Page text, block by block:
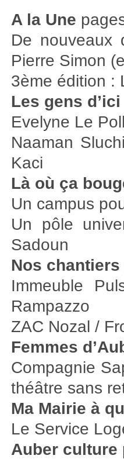
A la Une
De nouveaux
Pierre Simon
3ème édition :
Les gens d’ici
Evelyne Le
Naaman
Kaci
Là où ça
Un campus
Un pôle
Sadoun
Nos chantiers
Immeuble
Rampazzo
ZAC Nozal /
Femmes
Compagnie
théâtre sans
Ma Mairie à
Le Service
Auber culture